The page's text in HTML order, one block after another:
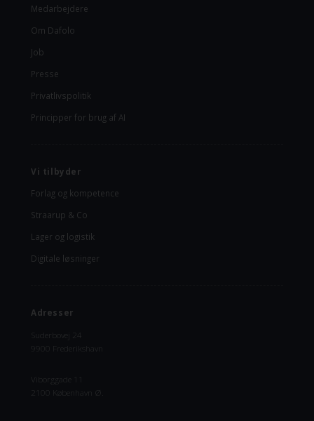
Medarbejdere
Om Dafolo
Job
Presse
Privatlivspolitik
Principper for brug af AI
Vi tilbyder
Forlag og kompetence
Straarup & Co
Lager og logistik
Digitale løsninger
Adresser
Suderbovej 24
9900 Frederikshavn
Viborggade 11
2100 København Ø.